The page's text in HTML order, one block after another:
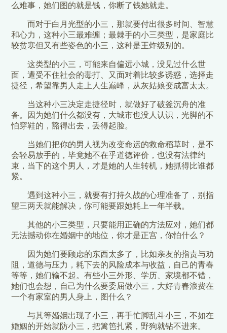
么难事，她们图的就是钱，你断了钱她就走。
而对于白月光型的小三，那就要付出很多时间、智慧
和心力，这种小三最难缠；最棘手的小三类型，是家庭比
较贫寒但又有些姿色的小三，这种是王炸级别的。
这类型的小三，可能来自偏远小城，没见过什么世
面，遭受不住社会的毒打、又面对着比较多诱惑，选择走
捷径，希望靠男人走上人生巅峰，从灰姑娘变成富太太。
当这种小三决定走捷径时，就做好了破釜沉舟的准
备。因为她们什么都没有，大城市也没人认识，光脚的不
怕穿鞋的，豁得出去，丢得起脸。
当她们把你的男人视为改变命运的救命稻草时，是不
会轻易放手的，毕竟她不在乎道德评价，也没有法律约
束，当下的这个男人，才是她的人生转机，她抓得比谁都
紧。
遇到这种小三，就要有打持久战的心理准备了，别指
望三两天就能解决，你可能要跟她耗上一年半载。
其他的小三类型，只要能用正确的方法应对，她们都
无法撼动你在婚姻中的地位，你才是正宫，你怕什么？
因为她们要顾虑的东西太多了，比如亲友的指责与劝
阻，道德与压力，耗下去的风险成本与收益，自己的青春
等等，她们输不起。有些小三外形、学历、家境都不错，
她们也会想，自己为什么要委屈做小三，大好青春浪费在
一个有家室的男人身上，图什么？
与其等婚姻出现了小三，再手忙脚乱斗小三，不如在
婚姻的开始就防小三，把篱笆扎紧，野狗就钻不进来。